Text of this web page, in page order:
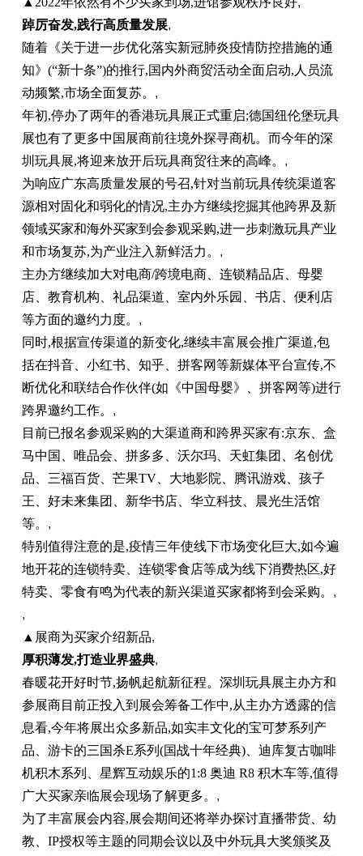
踔厉奋发,践行高质量发展,
随着《关于进一步优化落实新冠肺炎疫情防控措施的通
知》(“新十条”)的推行,国内外商贸活动全面启动,人员流
动频繁,市场全面复苏。 ,
年初,停办了两年的香港玩具展正式重启;德国纽伦堡玩具
展也有了更多中国展商前往境外探寻商机。而今年的深
圳玩具展,将迎来放开后玩具商贸往来的高峰。 ,
为响应广东高质量发展的号召,针对当前玩具传统渠道客
源相对固化和弱化的情况,主办方继续挖掘其他跨界及新
领域买家和海外买家到会参观采购,进一步刺激玩具产业
和市场复苏,为产业注入新鲜活力。 ,
主办方继续加大对电商/跨境电商、连锁精品店、母婴
店、教育机构、礼品渠道、室内外乐园、书店、便利店
等方面的邀约力度。 ,
同时,根据宣传渠道的新变化,继续丰富展会推广渠道,包
括在抖音、小红书、知乎、拼客网等新媒体平台宣传,不
断优化和联结合作伙伴(如《中国母婴》、拼客网等)进行
跨界邀约工作。 ,
目前已报名参观采购的大渠道商和跨界买家有:京东、盒
马中国、唯品会、拼多多、沃尔玛、天虹集团、名创优
品、三福百货、芒果TV、大地影院、腾讯游戏、孩子
王、好未来集团、新华书店、华立科技、晨光生活馆
等。 ,
特别值得注意的是,疫情三年使线下市场变化巨大,如今遍
地开花的连锁特卖、连锁零食店等成为线下消费热区,好
特卖、零食有鸣为代表的新兴渠道买家都将到会采购。 ,
,
▲展商为买家介绍新品,
厚积薄发,打造业界盛典,
春暖花开好时节,扬帆起航新征程。深圳玩具展主办方和
参展商目前正投入到展会筹备工作中,从主办方透露的信
息看,今年将展出众多新品,如实丰文化的宝可梦系列产
品、游卡的三国杀E系列(国战十年经典)、迪库复古咖啡
机积木系列、星辉互动娱乐的1:8 奥迪 R8 积木车等,值得
广大买家亲临展会现场了解更多。 ,
为了丰富展会内容,展会期间还将举办探讨直播带货、幼
教、IP授权等主题的同期会议以及中外玩具大奖颁奖及